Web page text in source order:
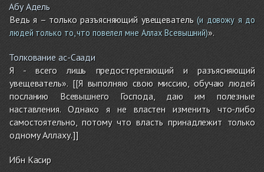
Абу Адель
Ведь я – только разъясняющий увещеватель(и довожу я до
людей только то, что повелел мне Аллах Всевышний)».
Толкование ас-Саади
Я - всего лишь предостерегающий и разъясняющий
увещеватель». [[Я выполняю свою миссию, обучаю людей
посланию Всевышнего Господа, даю им полезные
наставления. Однако я не властен изменить что-либо
самостоятельно, потому что власть принадлежит только
одному Аллаху.]]
Ибн Касир